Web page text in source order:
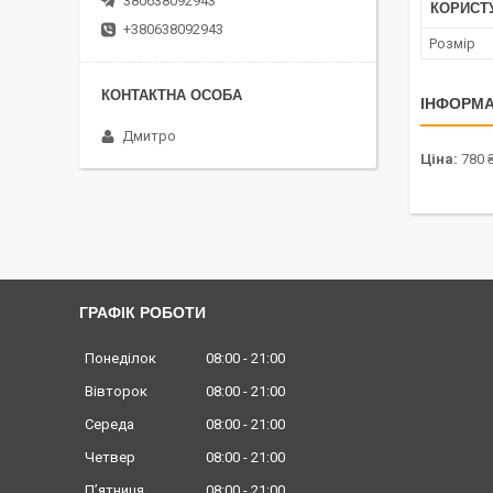
Розмір
Ціна: 780
+380638092943
Дмитро
ГРАФІК РОБОТИ
Понеділок 08:00
21:00
Вівторок
08:00
21:00
Середа
08:00
21:00
Четвер
08:00
21:00